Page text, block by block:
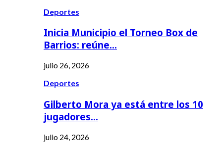
Deportes
Inicia Municipio el Torneo Box de
Barrios: reúne…
julio 26, 2026
Deportes
Gilberto Mora ya está entre los 10
jugadores…
julio 24, 2026